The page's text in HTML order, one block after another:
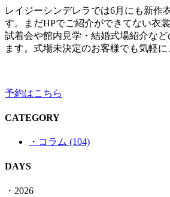
レイジーシンデレラでは6月にも新作
す。まだHPでご紹介ができてない衣
試着会や館内見学・結婚式場紹介など
ます。式場未決定のお客様でも気軽
予約はこちら
CATEGORY
・コラム (104)
DAYS
・2026